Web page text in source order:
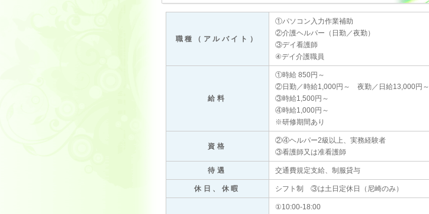
職種（アルバイト）
①パソコン入力作業補助
②介護ヘルパー（日勤／夜勤）
③デイ看護師
④デイ介護職員
給料
①時給 850円～
②日勤／時給1,000円～ 夜勤／日給13,000円～
③時給1,500円～
④時給1,000円～
※研修期間あり
資格
②④ヘルパー2級以上、実務経験者
③看護師又は准看護師
待遇 交通費規定支給、制服貸与
休日、休暇 シフト制 ③は土日定休日（尼崎のみ）
①10:00-18:00